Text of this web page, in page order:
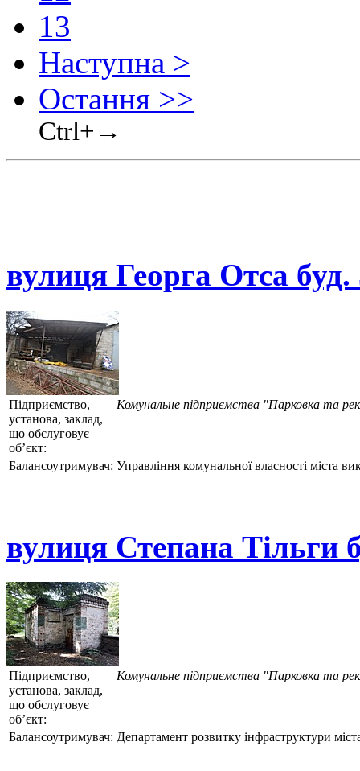
13
Наступна >
Остання >>
Ctrl+→
вулиця Георга Отса
Підприємство,
установа, заклад,
що обслуговує
об’єкт:
Комунальне підприємства "Парковка та
Балансоутримувач: Управління комунальної власності міста
вулиця Степана Тільги
Підприємство,
установа, заклад,
що обслуговує
об’єкт:
Комунальне підприємства "Парковка та
Балансоутримувач: Департамент розвитку інфраструктури